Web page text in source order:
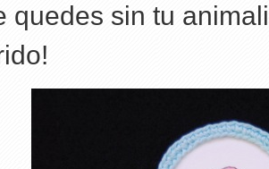
quedes sin tu